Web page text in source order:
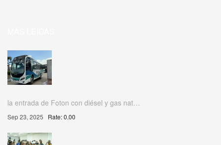
la entrada de Foton con diésel y gas nat…
Sep 23, 2025 Rate: 0.00